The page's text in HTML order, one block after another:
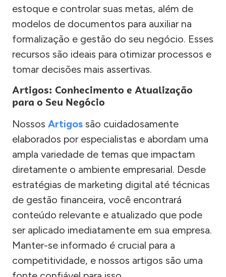
estoque e controlar suas metas, além de
modelos de documentos para auxiliar na
formalização e gestão do seu negócio. Esses
recursos são ideais para otimizar processos e
tomar decisões mais assertivas.
Artigos: Conhecimento e Atualização
para o Seu Negócio
Nossos Artigos são cuidadosamente
elaborados por especialistas e abordam uma
ampla variedade de temas que impactam
diretamente o ambiente empresarial. Desde
estratégias de marketing digital até técnicas
de gestão financeira, você encontrará
conteúdo relevante e atualizado que pode
ser aplicado imediatamente em sua empresa.
Manter-se informado é crucial para a
competitividade, e nossos artigos são uma